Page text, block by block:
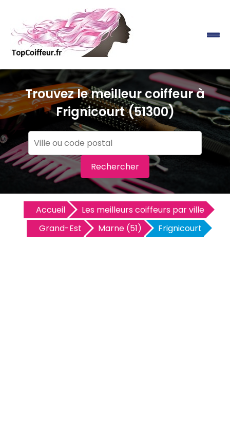
Trouvez le meilleur coiffeur à
Frignicourt (51300)
Rechercher
Accueil
Les meilleurs coiffeurs par ville
Grand-Est
Marne (51) Frignicourt